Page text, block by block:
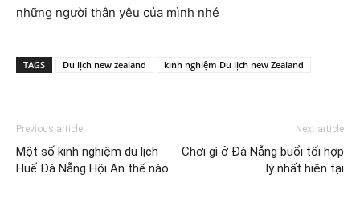
những người thân yêu của mình nhé
TAGS Du lịch new zealand kinh nghiệm Du lịch new Zealand
Previous article
Một số kinh nghiệm du lịch
Huế Đà Nẵng Hội An thế nào
Next article
Chơi gì ở Đà Nẵng buổi tối hợp
lý nhất hiện tại